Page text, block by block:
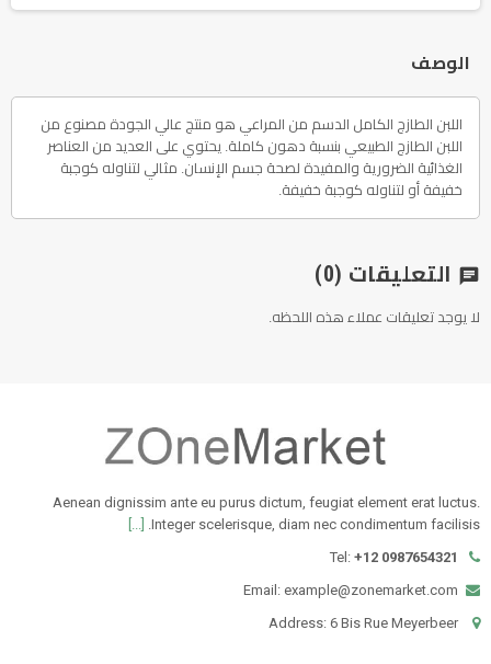
الوصف
اللبن الطازج الكامل الدسم من المراعي هو منتج عالي الجودة مصنوع من
اللبن الطازج الطبيعي بنسبة دهون كاملة. يحتوي على العديد من العناصر
الغذائية الضرورية والمفيدة لصحة جسم الإنسان. مثالي لتناوله كوجبة
خفيفة أو لتناوله كوجبة خفيفة.
chat التعليقات (0)
لا يوجد تعليقات عملاء هذه اللحظه.
Aenean dignissim ante eu purus dictum, feugiat element erat luctus.
Integer scelerisque, diam nec condimentum facilisis.
[...]
Tel: +12 0987654321
Email: example@zonemarket.com
Address: 6 Bis Rue Meyerbeer